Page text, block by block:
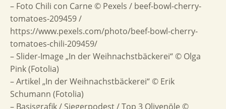
– Foto Chili con Carne © Pexels / beef-bowl-cherry-
tomatoes-209459 /
https://www.pexels.com/photo/beef-bowl-cherry-
tomatoes-chili-209459/
– Slider-Image „In der Weihnachstbäckerei“ © Olga
Pink (Fotolia)
– Artikel „In der Weihnachstbäckerei“ © Erik
Schumann (Fotolia)
– Basisgrafik / Siegerpodest / Top 3 Olivenöle ©